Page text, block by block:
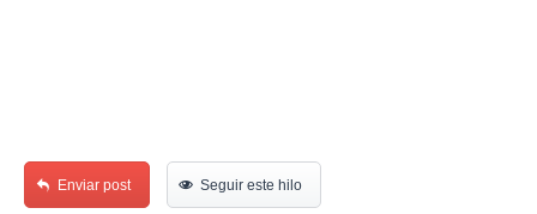
Enviar post Seguir este hilo